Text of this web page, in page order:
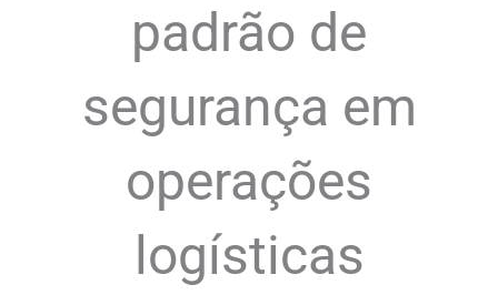
padrão de
segurança em
operações
logísticas